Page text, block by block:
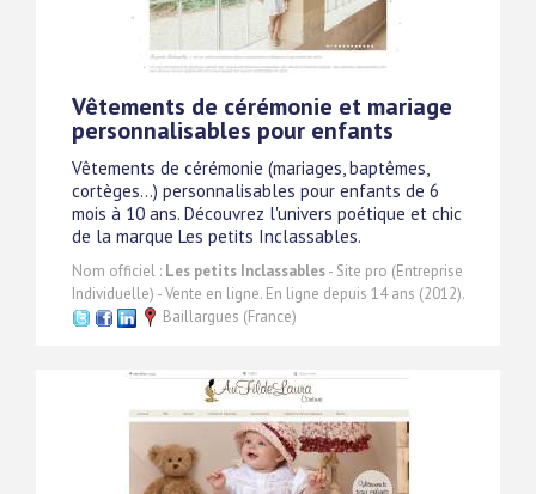
Vêtements de cérémonie et mariage
personnalisables pour enfants
Vêtements de cérémonie (mariages, baptêmes,
cortèges...) personnalisables pour enfants de 6
mois à 10 ans. Découvrez l'univers poétique et chic
de la marque Les petits Inclassables.
Nom officiel : Les petits Inclassables- Site pro (Entreprise
Individuelle) - Vente en ligne. En ligne depuis 14 ans (2012).
Baillargues (France)